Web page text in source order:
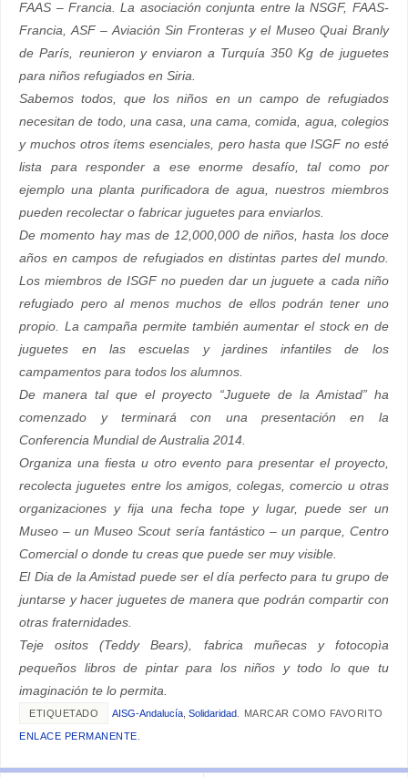
FAAS – Francia. La asociación conjunta entre la NSGF, FAAS-
Francia, ASF – Aviación Sin Fronteras y el Museo Quai Branly
de París, reunieron y enviaron a Turquía 350 Kg de juguetes
para niños refugiados en Siria.
Sabemos todos, que los niños en un campo de refugiados
necesitan de todo, una casa, una cama, comida, agua, colegios
y muchos otros ítems esenciales, pero hasta que ISGF no esté
lista para responder a ese enorme desafío, tal como por
ejemplo una planta purificadora de agua, nuestros miembros
pueden recolectar o fabricar juguetes para enviarlos.
De momento hay mas de 12,000,000 de niños, hasta los doce
años en campos de refugiados en distintas partes del mundo.
Los miembros de ISGF no pueden dar un juguete a cada niño
refugiado pero al menos muchos de ellos podrán tener uno
propio. La campaña permite también aumentar el stock en de
juguetes en las escuelas y jardines infantiles de los
campamentos para todos los alumnos.
De manera tal que el proyecto “Juguete de la Amistad” ha
comenzado y terminará con una presentación en la
Conferencia Mundial de Australia 2014.
Organiza una fiesta u otro evento para presentar el proyecto,
recolecta juguetes entre los amigos, colegas, comercio u otras
organizaciones y fija una fecha tope y lugar, puede ser un
Museo – un Museo Scout sería fantástico – un parque, Centro
Comercial o donde tu creas quepuede ser muy visible.
El Dia de la Amistad puede ser el día perfecto para tu grupo de
juntarse y hacer juguetes de manera que podrán compartir con
otras fraternidades.
Teje ositos (Teddy Bears), fabrica muñecas y fotocopìa
pequeños libros de pintar para los niños y todo lo que tu
imaginación te lo permita.
ETIQUETADO AISG-Andalucía ,Solidaridad MARCAR COMO FAVORITO
ENLACE PERMANENTE